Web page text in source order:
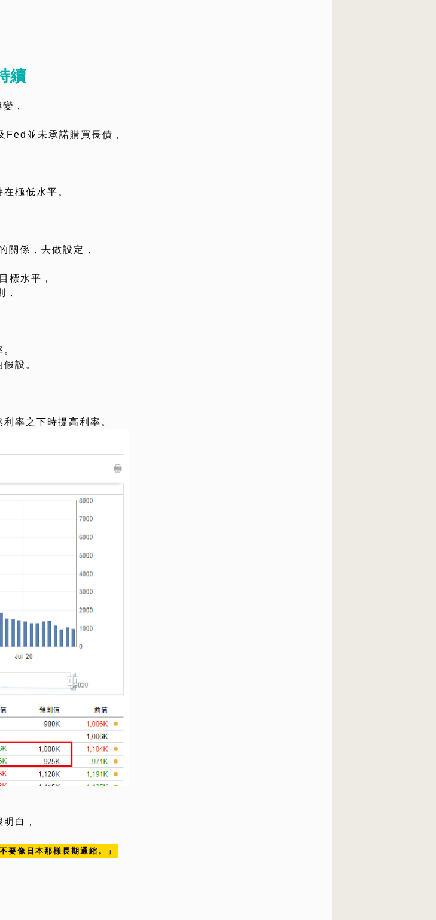
續
，
並未承諾購買長債，
極低水平。
關係，去做設定，
標水平，
設。
率之下時提高利率。
白，
要像日本那樣長期通縮。」